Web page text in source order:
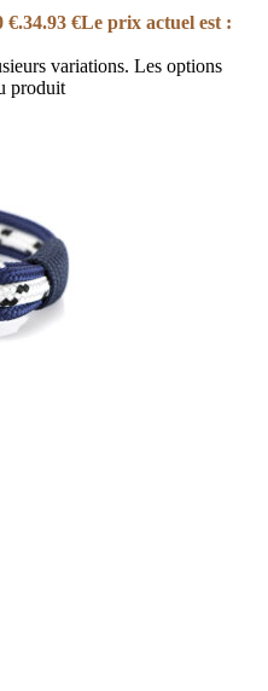
€.34.93 €Le prix actuel est :
variations. Les options
produit